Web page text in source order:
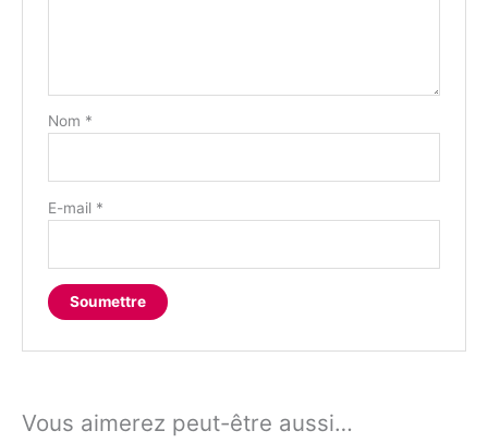
Nom *
E-mail *
Vous aimerez peut-être aussi…